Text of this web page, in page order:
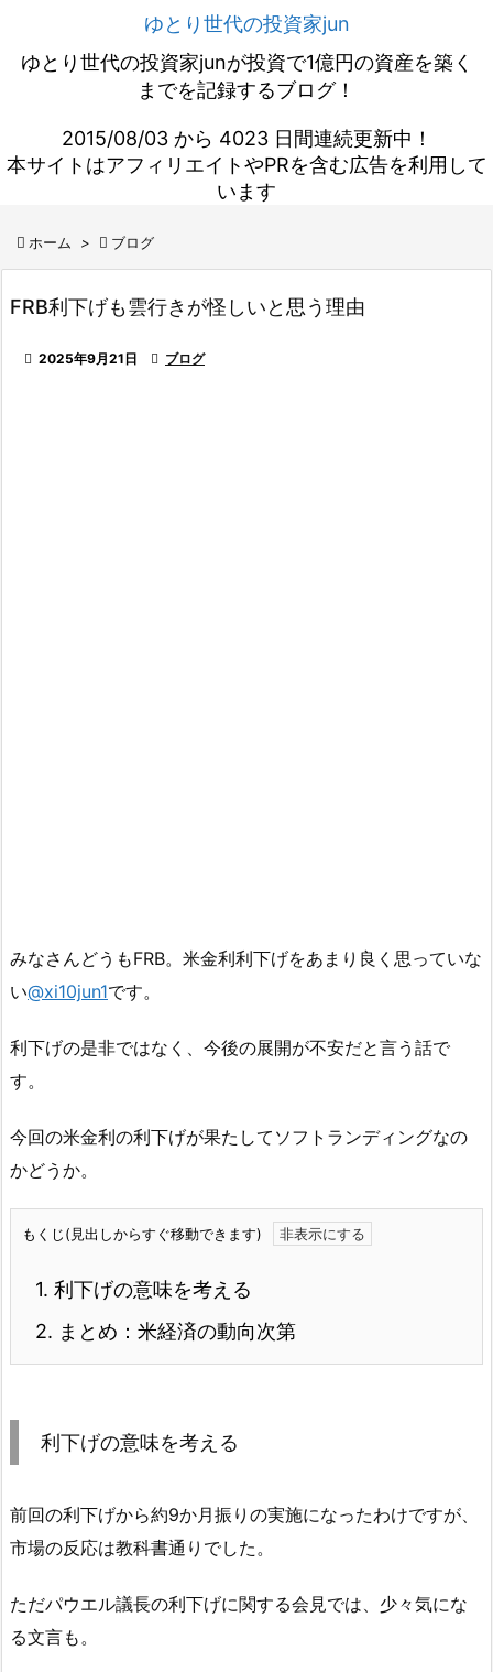
ゆとり世代の投資家jun
ゆとり世代の投資家junが投資で1億円の資産を築く
までを記録するブログ！
2015/08/03 から 4023 日間連続更新中！
本サイトはアフィリエイトやPRを含む広告を利用して
います
 ホーム >  ブログ
FRB利下げも雲行きが怪しいと思う理由
 2025年9月21日  ブログ
みなさんどうもFRB。米金利利下げをあまり良く思っていな
い@xi10jun1です。
利下げの是非ではなく、今後の展開が不安だと言う話で
す。
今回の米金利の利下げが果たしてソフトランディングなの
かどうか。
もくじ(見出しからすぐ移動できます)
1. 利下げの意味を考える
2. まとめ：米経済の動向次第
利下げの意味を考える
前回の利下げから約9か月振りの実施になったわけですが、
市場の反応は教科書通りでした。
ただパウエル議長の利下げに関する会見では、少々気にな
る文言も。